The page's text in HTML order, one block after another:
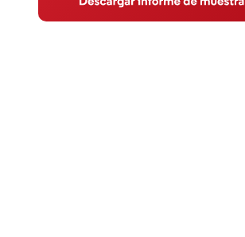
Tendencias e ideas